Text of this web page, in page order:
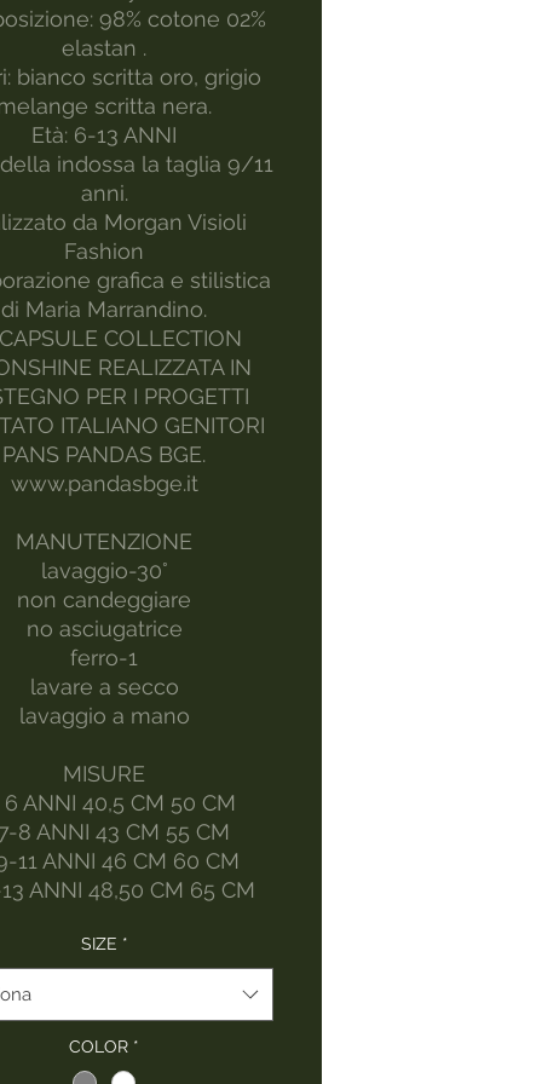
98% cotone 02%
elastan .
bianco scritta oro, grigio
scritta nera.
Età: 6-13 ANNI
indossa la taglia 9/11
anni.
da Morgan Visioli
Fashion
grafica e stilistica
di Maria Marrandino.
COLLECTION
REALIZZATA IN
PER I PROGETTI
ITALIANO GENITORI
PANS PANDAS BGE.
www.pandasbge.it
MANUTENZIONE
lavaggio-30°
non candeggiare
no asciugatrice
ferro-1
lavare a secco
lavaggio a mano
MISURE
6 ANNI 40,5 CM 50 CM
8 ANNI 43 CM 55 CM
11 ANNI 46 CM 60 CM
ANNI 48,50 CM 65 CM
SIZE *
COLOR *